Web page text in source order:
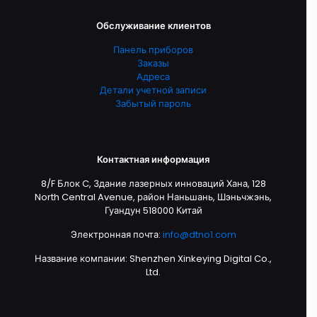
Обслуживание клиентов
Панель приборов
Заказы
Адреса
Детали учетной записи
Забытый пароль
Контактная информация
8/F Блок C, Здание лазерных инноваций Хана, 128
North Central Avenue, район Наньшань, Шэньчжэнь,
Гуандун 518000 Китай
Электронная почта: info@dtno1.com
Название компании: Shenzhen Xinkeying Digital Co.,
Ltd.